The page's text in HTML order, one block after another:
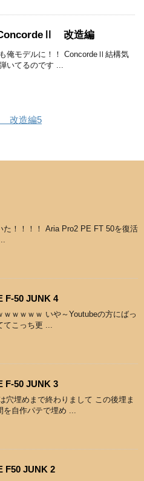
改造編
俺モデルに！！ ConcordeⅡ結構気
いてるのです ...
改造編5
た！！！！ Aria Pro2 PE FT 50を復活
F-50 JUNK 4
ｗｗｗｗｗ いや～Youtubeの方にばっ
てこっち更 ...
F-50 JUNK 3
穴埋めまで終わりまして この後埋ま
を自作パテで埋め ...
F50 JUNK 2